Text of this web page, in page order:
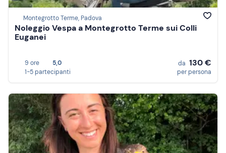
Montegrotto Terme, Padova
Noleggio Vespa a Montegrotto Terme sui Colli
Euganei
9 ore
5,0
1-5 partecipanti
da 130 €
per persona